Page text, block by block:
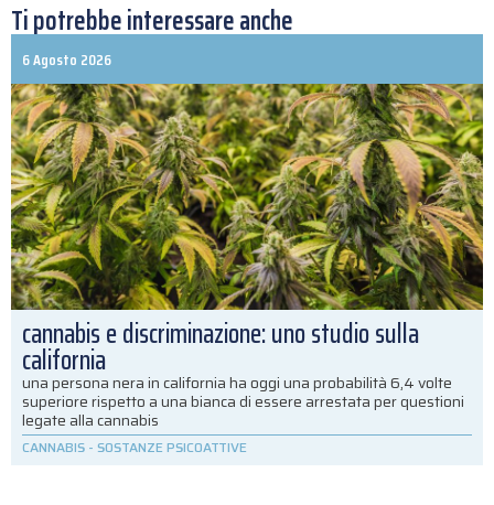
Ti potrebbe interessare anche
6 Agosto 2026
cannabis e discriminazione: uno studio sulla
california
una persona nera in california ha oggi una probabilità 6,4 volte
superiore rispetto a una bianca di essere arrestata per questioni
legate alla cannabis
CANNABIS - SOSTANZE PSICOATTIVE